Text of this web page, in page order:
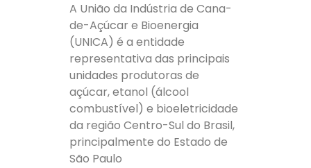
A União da Indústria de Cana-
de-Açúcar e Bioenergia
(UNICA) é a entidade
representativa das principais
unidades produtoras de
açúcar, etanol (álcool
combustível) e bioeletricidade
da região Centro-Sul do Brasil,
principalmente do Estado de
São Paulo